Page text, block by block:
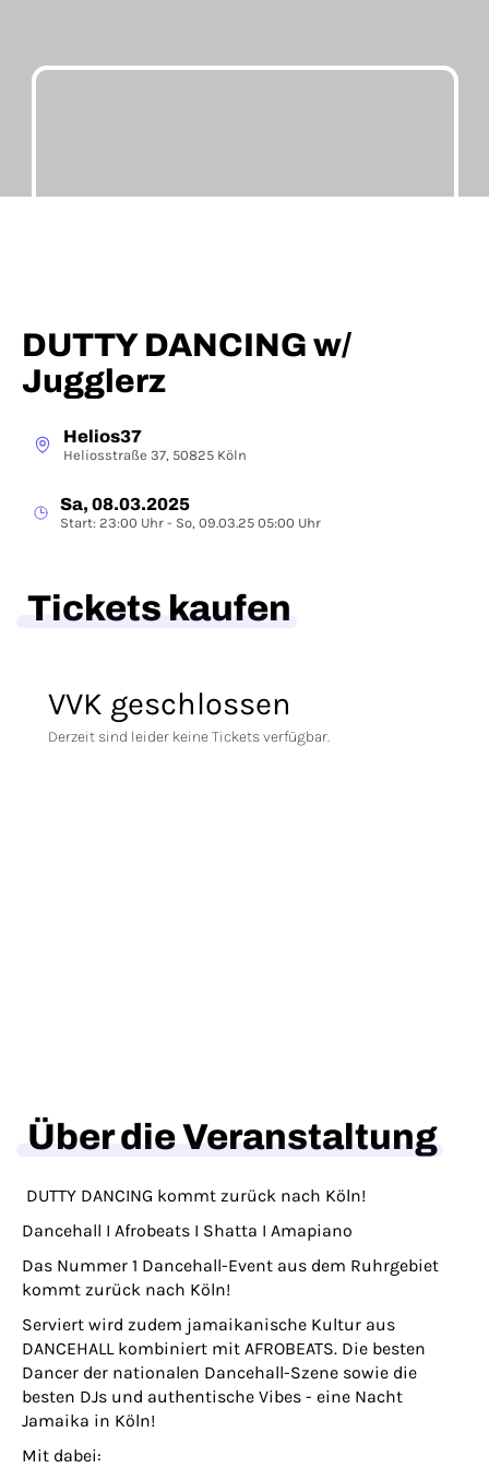
DUTTY DANCING w/
Jugglerz
Helios37
Heliosstraße 37, 50825 Köln
Sa, 08.03.2025
Start: 23:00 Uhr - So, 09.03.25 05:00 Uhr
Tickets kaufen
VVK geschlossen
Derzeit sind leider keine Tickets verfügbar.
Über die Veranstaltung
DUTTY DANCING kommt zurück nach Köln!
Dancehall I Afrobeats I Shatta I Amapiano
Das Nummer 1 Dancehall-Event aus dem Ruhrgebiet
kommt zurück nach Köln!
Serviert wird zudem jamaikanische Kultur aus
DANCEHALL kombiniert mit AFROBEATS. Die besten
Dancer der nationalen Dancehall-Szene sowie die
besten DJs und authentische Vibes - eine Nacht
Jamaika in Köln!
Mit dabei: